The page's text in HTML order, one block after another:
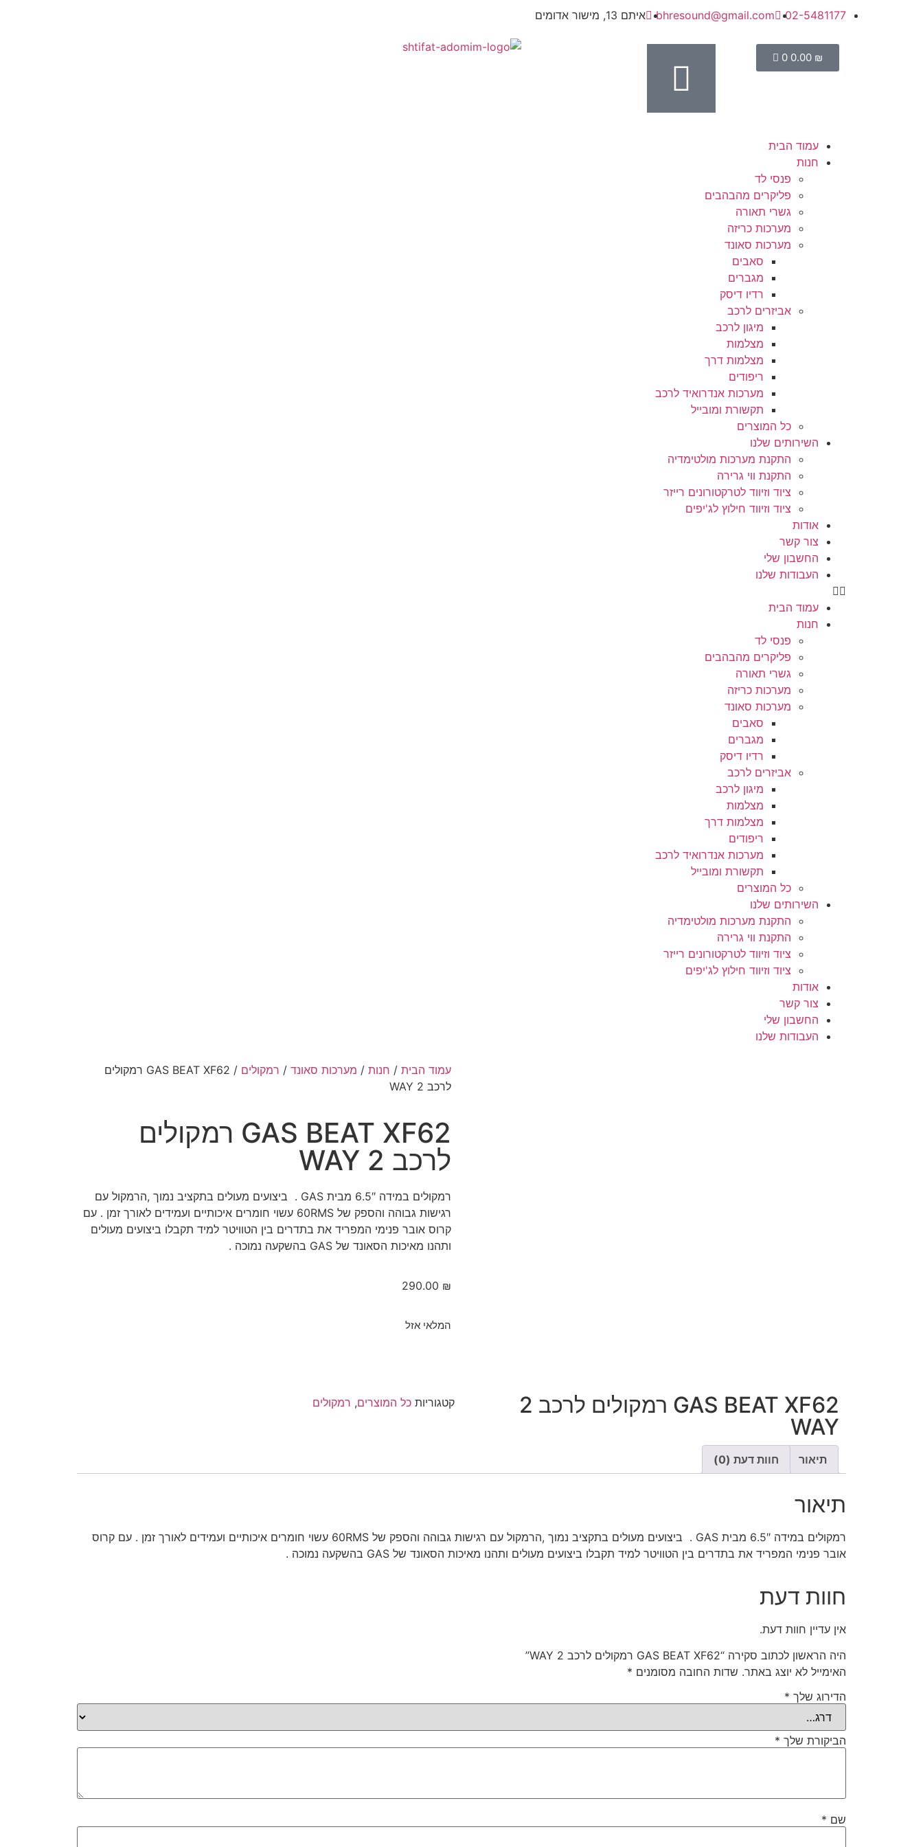
02-5481177
bhresound@gmail.com איתם 13, מישור אדומים
0.00 ₪
0
עמוד הבית
חנות
פנסי לד
פליקרים מהבהבים
גשרי תאורה
מערכות כריזה
מערכות סאונד
סאבים
מגברים
רדיו דיסק
אביזרים לרכב
מיגון לרכב
מצלמות
מצלמות דרך
ריפודים
מערכות אנדרואיד לרכב
תקשורת ומובייל
כל המוצרים
השירותים שלנו
התקנת מערכות מולטימדיה
התקנת ווי גרירה
ציוד וזיווד לטרקטורונים רייזר
ציוד וזיווד חילוץ לג'יפים
אודות
צור קשר
החשבון שלי
העבודות שלנו
עמוד הבית
חנות
פנסי לד
פליקרים מהבהבים
גשרי תאורה
מערכות כריזה
מערכות סאונד
סאבים
מגברים
רדיו דיסק
אביזרים לרכב
מיגון לרכב
מצלמות
מצלמות דרך
ריפודים
מערכות אנדרואיד לרכב
תקשורת ומובייל
כל המוצרים
השירותים שלנו
התקנת מערכות מולטימדיה
התקנת ווי גרירה
ציוד וזיווד לטרקטורונים רייזר
ציוד וזיווד חילוץ לג'יפים
אודות
צור קשר
החשבון שלי
העבודות שלנו
עמוד הבית / חנות / מערכות סאונד / רמקולים
/ GAS BEAT XF62 רמקולים
לרכב 2 WAY
GAS BEAT XF62 רמקולים
לרכב 2 WAY
רמקולים במידה 6.5″ מבית GAS . ביצועים מעולים בתקציב נמוך ,הרמקול עם
רגישות גבוהה והספק של 60RMS עשוי חומרים איכותיים ועמידים לאורך זמן . עם
קרוס אובר פנימי המפריד את בתדרים בין הטוויטר למיד תקבלו ביצועים מעולים
ותהנו מאיכות הסאונד של GAS בהשקעה נמוכה .
290.00 ₪
המלאי אזל
GAS BEAT XF62 רמקולים לרכב 2
WAY
קטגוריות כל המוצרים, רמקולים
תיאור חוות דעת (0)
תיאור
רמקולים במידה 6.5″ מבית GAS . ביצועים מעולים בתקציב נמוך ,הרמקול עם רגישות גבוהה והספק של 60RMS עשוי חומרים איכותיים ועמידים לאורך זמן . עם קרוס
אובר פנימי המפריד את בתדרים בין הטוויטר למיד תקבלו ביצועים מעולים ותהנו מאיכות הסאונד של GAS בהשקעה נמוכה .
חוות דעת
אין עדיין חוות דעת.
היה הראשון לכתוב סקירה “GAS BEAT XF62 רמקולים לרכב 2 WAY”
האימייל לא יוצג באתר. שדות החובה מסומנים *
הדירוג שלך *
הביקורת שלך *
שם *